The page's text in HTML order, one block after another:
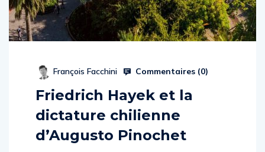
François Facchini Commentaires (0)
Friedrich Hayek et la
dictature chilienne
d’Augusto Pinochet